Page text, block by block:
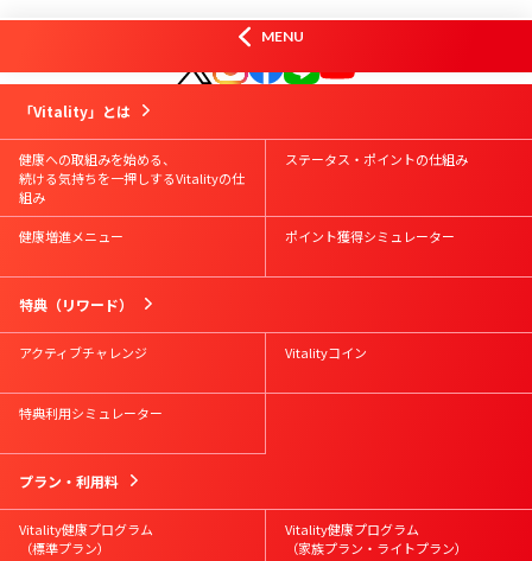
MENU
Vitalityスマートお申込み Vitality体験版お申込み
オフィシャルSNS
「Vitality」とは
健康への取組みを始める、
続ける気持ちを一押しするVitalityの仕
組み
ステータス・ポイントの仕組み
健康増進メニュー ポイント獲得シミュレーター
特典（リワード）
アクティブチャレンジ Vitalityコイン
特典利用シミュレーター
プラン・利用料
Vitality健康プログラム
（標準プラン）
Vitality健康プログラム
（家族プラン・ライトプラン）